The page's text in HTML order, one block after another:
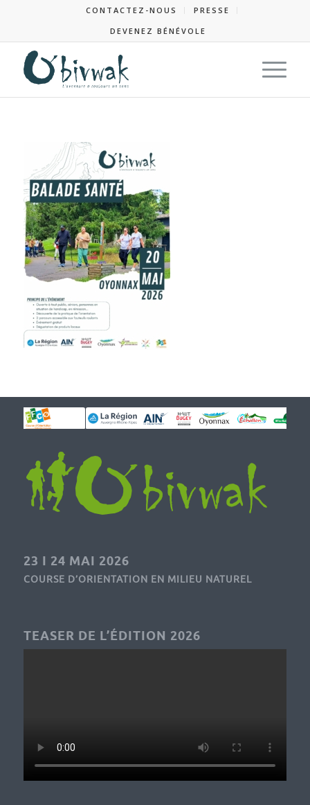
CONTACTEZ-NOUS
PRESSE
DEVENEZ BÉNÉVOLE
23 I 24 MAI 2026
COURSE D’ORIENTATION EN MILIEU NATUREL
TEASER DE L’ÉDITION 2026